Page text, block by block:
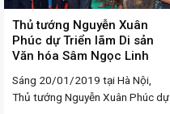
Thủ tướng Nguyễn Xuân
Phúc dự Triển lãm Di sản
Văn hóa Sâm Ngọc Linh
Sáng 20/01/2019 tại Hà Nội,
Thủ tướng Nguyễn Xuân Phúc dự